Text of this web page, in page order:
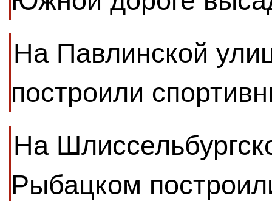
На Павлинской
построили
На
Рыбацком